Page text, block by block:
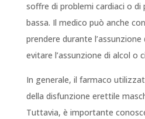
soffre di problemi cardiaci o di
bassa. Il medico può anche
prendere durante
evitare l’assunzione di alcol o
In generale, il farmaco
della disfunzione erettile
Tuttavia, è importante